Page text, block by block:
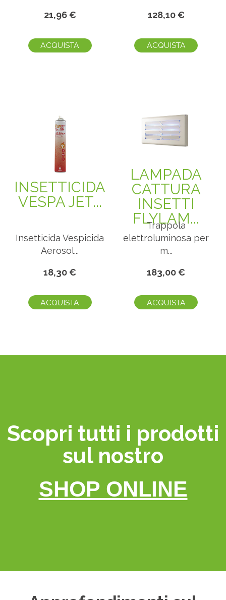
21,96 €
ACQUISTA
128,10 €
ACQUISTA
INSETTICIDA
VESPA JET...
Insetticida Vespicida
Aerosol...
18,30 €
ACQUISTA
LAMPADA
CATTURA
INSETTI
FLYLAM...
Trappola
elettroluminosa per
m...
183,00 €
ACQUISTA
Scopri tutti i prodotti
sul nostro
SHOP ONLINE